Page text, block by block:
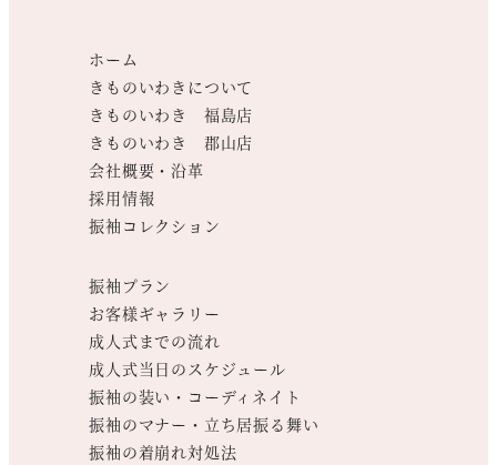
ホーム
きものいわきについて
きものいわき 福島店
きものいわき 郡山店
会社概要・沿革
採用情報
振袖コレクション
振袖プラン
お客様ギャラリー
成人式までの流れ
成人式当日のスケジュール
振袖の装い・コーディネイト
振袖のマナー・立ち居振る舞い
振袖の着崩れ対処法